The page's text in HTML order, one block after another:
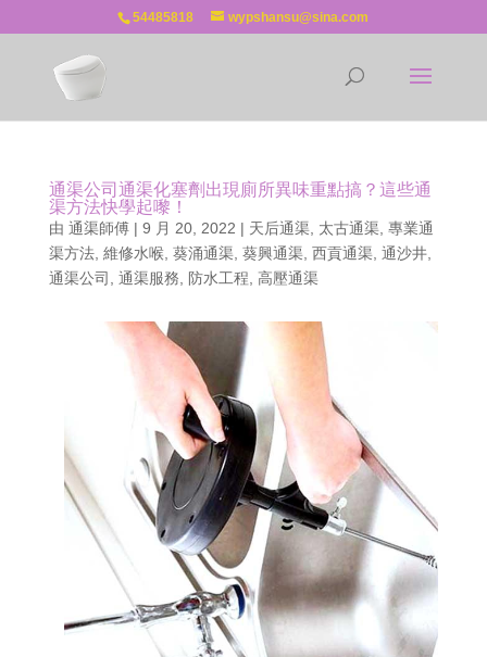
54485818 wypshansu@sina.com
通渠公司通渠化塞劑出現廁所異味重點搞？這些通
渠方法快學起嚟！
由 通渠師傅| 9 月 20, 2022 | 天后通渠, 太古通渠, 專業通
渠方法, 維修水喉, 葵涌通渠, 葵興通渠, 西貢通渠, 通沙井,
通渠公司
通渠服務 防水工程 高壓通渠